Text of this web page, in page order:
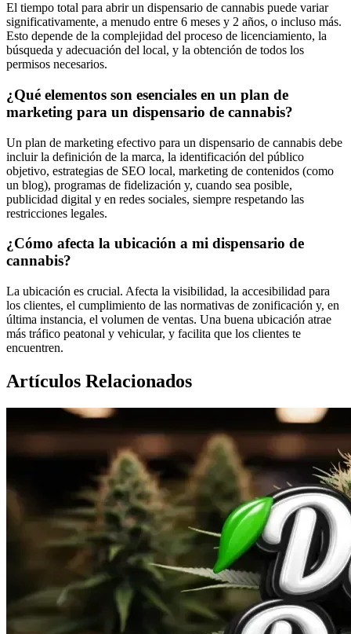
El tiempo total para abrir un dispensario de cannabis puede variar
significativamente, a menudo entre 6 meses y 2 años, o incluso más.
Esto depende de la complejidad del proceso de licenciamiento, la
búsqueda y adecuación del local, y la obtención de todos los
permisos necesarios.
¿Qué elementos son esenciales en un plan de
marketing para un dispensario de cannabis?
Un plan de marketing efectivo para un dispensario de cannabis debe
incluir la definición de la marca, la identificación del público
objetivo, estrategias de SEO local, marketing de contenidos (como
un blog), programas de fidelización y, cuando sea posible,
publicidad digital y en redes sociales, siempre respetando las
restricciones legales.
¿Cómo afecta la ubicación a mi dispensario de
cannabis?
La ubicación es crucial. Afecta la visibilidad, la accesibilidad para
los clientes, el cumplimiento de las normativas de zonificación y, en
última instancia, el volumen de ventas. Una buena ubicación atrae
más tráfico peatonal y vehicular, y facilita que los clientes te
encuentren.
Artículos Relacionados